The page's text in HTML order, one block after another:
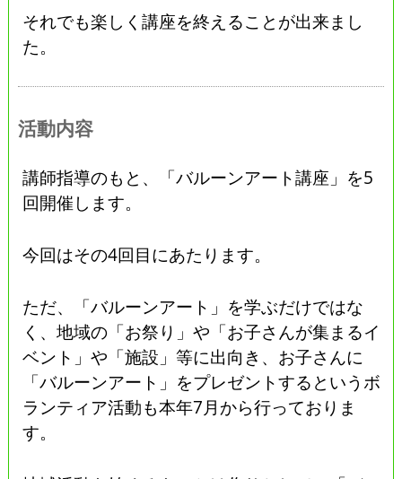
それでも楽しく講座を終えることが出来まし
た。
活動内容
講師指導のもと、「バルーンアート講座」を5
回開催します。
今回はその4回目にあたります。
ただ、「バルーンアート」を学ぶだけではな
く、地域の「お祭り」や「お子さんが集まるイ
ベント」や「施設」等に出向き、お子さんに
「バルーンアート」をプレゼントするというボ
ランティア活動も本年7月から行っておりま
す。